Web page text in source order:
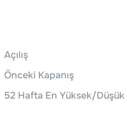
Açılış
Önceki Kapanış
52 Hafta En Yüksek/Düşük